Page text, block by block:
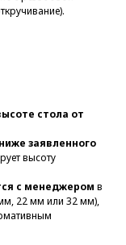
стола от
заявленного
высоту
с менеджером в
22 мм или 32 мм),